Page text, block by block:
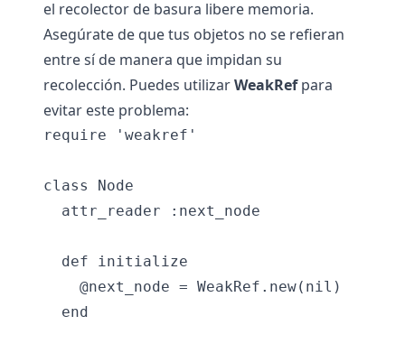
el recolector de basura libere memoria.
Asegúrate de que tus objetos no se refieran
entre sí de manera que impidan su
recolección. Puedes utilizarWeakRefpara
evitar este problema:
require 'weakref'
class Node
  attr_reader :next_node
  def initialize
    @next_node = WeakRef.new(nil)
  end